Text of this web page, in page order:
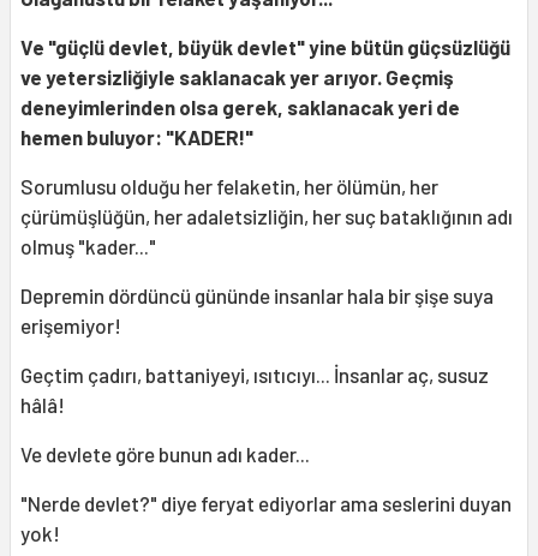
Ve "güçlü devlet, büyük devlet" yine bütün güçsüzlüğü
ve yetersizliğiyle saklanacak yer arıyor. Geçmiş
deneyimlerinden olsa gerek, saklanacak yeri de
hemen buluyor: "KADER!"
Sorumlusu olduğu her felaketin, her ölümün, her
çürümüşlüğün, her adaletsizliğin, her suç bataklığının adı
olmuş "kader..."
Depremin dördüncü gününde insanlar hala bir şişe suya
erişemiyor!
Geçtim çadırı, battaniyeyi, ısıtıcıyı... İnsanlar aç, susuz
hâlâ!
Ve devlete göre bunun adı kader...
"Nerde devlet?" diye feryat ediyorlar ama seslerini duyan
yok!